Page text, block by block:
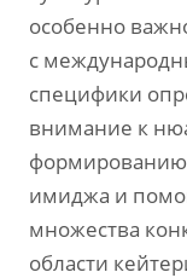
особенно
с
специфики
внимание к
формированию
имиджа и
множества
области